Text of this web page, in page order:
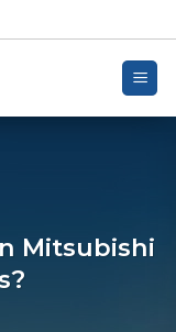
Mitsubishi